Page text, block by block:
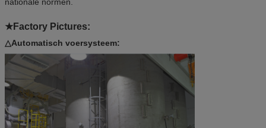
nationale normen.
★Factory Pictures:
△Automatisch voersysteem: